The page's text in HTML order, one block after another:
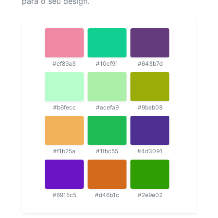
#ef89a3 #10cf91 #643b7d
#b6fecc #acefa9 #9bab08
#f1b25a #1fbc55 #4d3091
#6915c5 #d46b1c #2e9e02